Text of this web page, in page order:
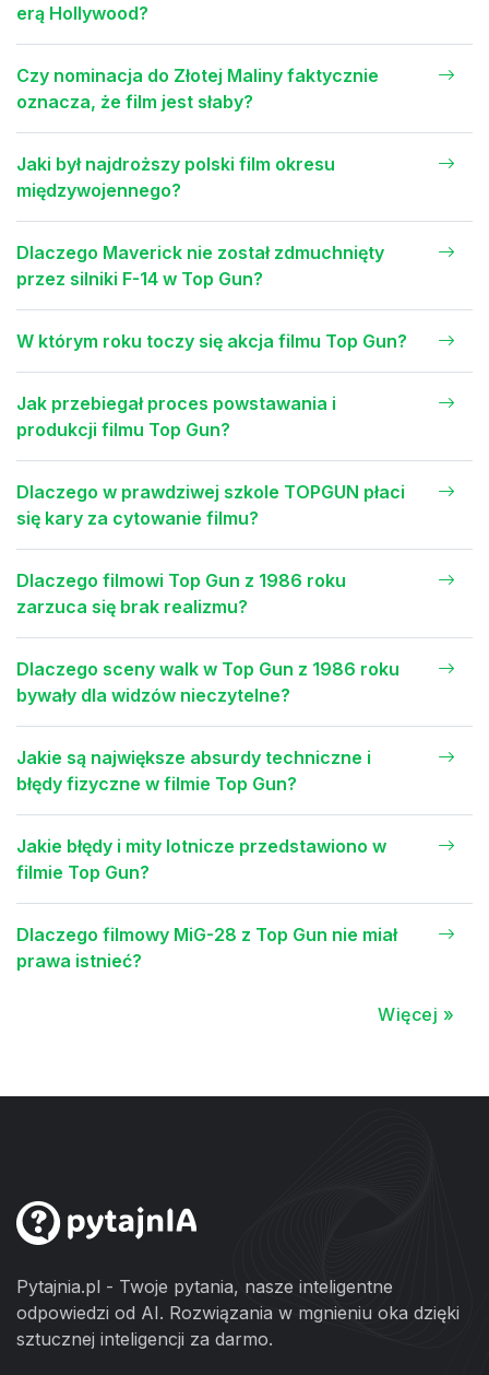
erą Hollywood?
Czy nominacja do Złotej Maliny faktycznie
oznacza, że film jest słaby?
Jaki był najdroższy polski film okresu
międzywojennego?
Dlaczego Maverick nie został zdmuchnięty
przez silniki F-14 w Top Gun?
W którym roku toczy się akcja filmu Top Gun?
Jak przebiegał proces powstawania i
produkcji filmu Top Gun?
Dlaczego w prawdziwej szkole TOPGUN płaci
się kary za cytowanie filmu?
Dlaczego filmowi Top Gun z 1986 roku
zarzuca się brak realizmu?
Dlaczego sceny walk w Top Gun z 1986 roku
bywały dla widzów nieczytelne?
Jakie są największe absurdy techniczne i
błędy fizyczne w filmie Top Gun?
Jakie błędy i mity lotnicze przedstawiono w
filmie Top Gun?
Dlaczego filmowy MiG-28 z Top Gun nie miał
prawa istnieć?
Więcej »
Pytajnia.pl - Twoje pytania, nasze inteligentne
odpowiedzi od AI. Rozwiązania w mgnieniu oka dzięki
sztucznej inteligencji za darmo.